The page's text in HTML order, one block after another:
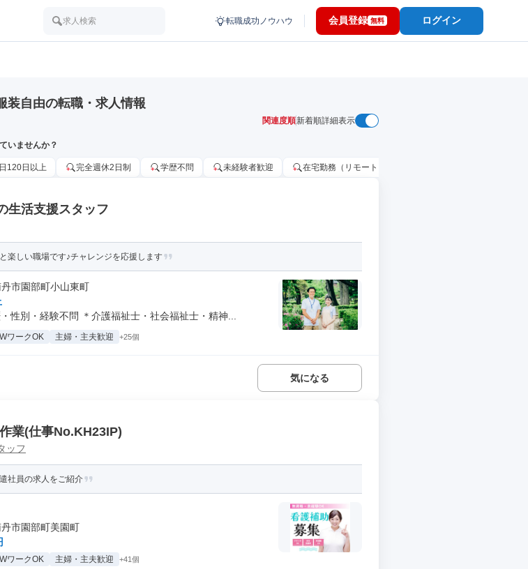
求人検索 転職成功ノウハウ 会員登録 無料 ログイン
装自由の転職・求人情報
関連度順新着順詳細表示
いませんか？
120日以上 完全週休2日制 学歴不問 未経験者歓迎 在宅勤務（リモートワーク）OK
生活支援スタッフ
楽しい職場です♪チャレンジを応援します
市園部町小山東町
性別・経験不問 ＊介護福祉士・社会福祉士・精神...
ワークOK 主婦・主夫歓迎 +25個
気になる
業(仕事No.KH23IP)
ッフ
社員の求人をご紹介
市園部町美園町
ワークOK 主婦・主夫歓迎 +41個